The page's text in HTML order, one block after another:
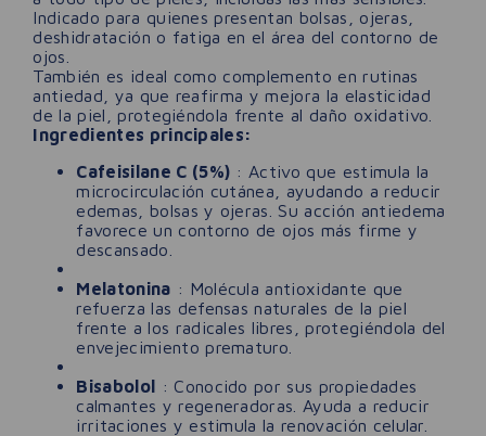
Indicado para quienes presentan bolsas, ojeras,
deshidratación o fatiga en el área del contorno de
ojos.
También es ideal como complemento en rutinas
antiedad, ya que reafirma y mejora la elasticidad
de la piel, protegiéndola frente al daño oxidativo.
Ingredientes principales:
Cafeisilane C (5%) : Activo que estimula la
microcirculación cutánea, ayudando a reducir
edemas, bolsas y ojeras. Su acción antiedema
favorece un contorno de ojos más firme y
descansado.
Melatonina : Molécula antioxidante que
refuerza las defensas naturales de la piel
frente a los radicales libres, protegiéndola del
envejecimiento prematuro.
Bisabolol : Conocido por sus propiedades
calmantes y regeneradoras. Ayuda a reducir
irritaciones y estimula la renovación celular.